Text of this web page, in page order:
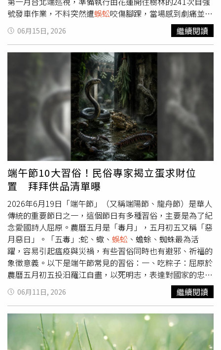
出沒，很容易爬上衣物，因此會盡量避免在外曬衣。端午節
可以穿什麼？民眾可以選擇素面、自然柔和、低飽和色系，
如米色、米黃色、灰色、綠色、藍色等顏色的衣服。端午注
重整潔與潔淨，民眾可趁此機會整理衣櫥，汰換破損衣物，
象徵除舊迎新。搭配懸掛艾草、佩戴香包或在家點香等民俗
習慣，不僅可提升端午氛圍，也有助強化個人能量，迎接下
半年平安順遂的開始。
號發車作業，不料突然遭蜈蚣咬傷腳踝，當場感到劇痛並出
現紅腫反應，立即以無線電通報車站協助撥打119求救。救
護人員趕抵後，先進行清創與初步處置，隨即將傷者送往花
蓮慈濟醫院治療，經醫療處理後無生命危險，晚間約9時40
分返回休息。在救護期間，台鐵為確保列車正常開行，緊急
調派人員接替列車長職務，最終完成發車作業，但該班次因
此延誤13分鐘，連帶影響後續行駛時刻。台鐵東區營運處長
楊舜安表示，這是花蓮站首次發生 蜈蚣咬人事件，初步研判
可能從車站周邊草叢，沿月台尾端斜坡爬上平台。事件
發生後，已立即要求清潔廠商加強月台及周邊環境清消作
業，並將請職安單位針對夏季害蟲問題研擬防治措施，以避
免類似情況再度發生。另一方面，楊舜安指出，受傷的許姓
列車長在台鐵服務約4年，平時表現正常穩定，目前已安排
返家休養，後續公司將持續關懷並提供必要協助。
06月15日, 2026 繼續閱讀
端午節10大習俗！民俗專家揭立蛋求財位
置 拜拜供品清單曝
2026年6月19日「端午節」（又稱端陽節、龍舟節）是華人
傳統的重要節日之一，這個節日有多種習俗，主要是為了紀
念愛國詩人屈原。農曆五月是「毒月」，五月初五又稱「惡
月惡日」。「五毒」:蛇、蠍、 蜈蚣 、蟾蜍、蜘蛛最為活
躍，容易引起瘟疫與災禍，有些習俗同時也有避邪、祈福的
象徵意義。以下是端午節常見的習俗：一、吃粽子：屈原於
農曆五月初五投汨羅江自盡，以死明志，表達對國家的忠
誠。楚國的人民知道這個消息之後，都不約而同的趕到江邊
來，想找尋他們所敬愛的屈原，可是一直都找不到屈原的身
體。為了不讓水中的魚蝦把屈原的身體吃掉還用粽葉包米
飯，作成粽子，投到江餵給魚蝦吃，希望屈原的身體不要受
到傷害。二、賽龍舟：屈原於農曆五月初五投汨羅江自盡，
楚國的人民就在江上划著龍舟、敲鑼打鼓，希望能將魚蝦趕
06月11日, 2026 繼續閱讀